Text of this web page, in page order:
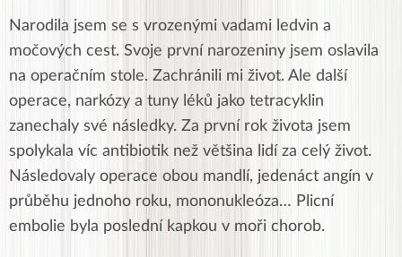
Narodila jsem se s vrozenými vadami ledvin a
močových cest. Svoje první narozeniny jsem oslavila
na operačním stole. Zachránili mi život. Ale další
operace, narkózy a tuny léků jako tetracyklin
zanechaly své následky. Za první rok života jsem
spolykala víc antibiotik než většina lidí za celý život.
Následovaly operace obou mandlí, jedenáct angín v
průběhu jednoho roku, mononukleóza… Plicní
embolie byla poslední kapkou v moři chorob.